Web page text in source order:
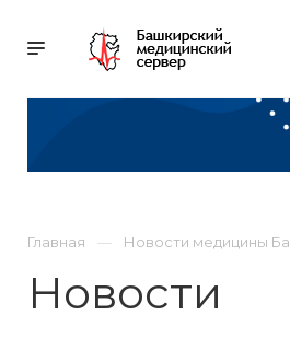
Главная Новости медицины
Новости